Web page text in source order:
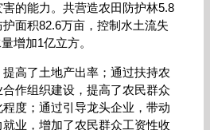
的能力。共营造农田防护林5.8
面积82.6万亩，控制水土流失
增加1亿立方。
高了土地产出率；通过扶持农
作组织建设，提高了农民群众
度；通过引导龙头企业，带动
业，增加了农民群众工资性收